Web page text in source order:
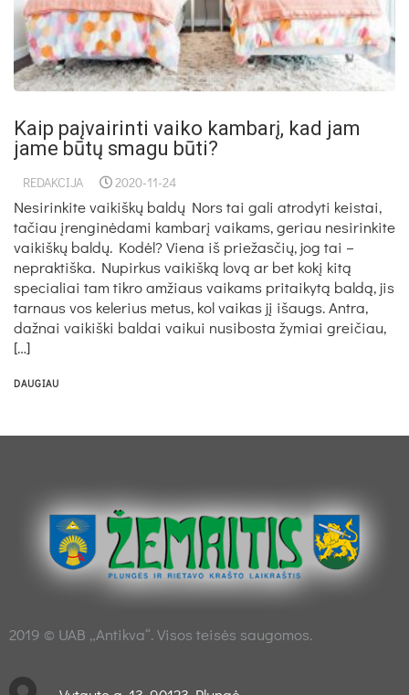
Kaip paįvairinti vaiko kambarį, kad jam
jame būtų smagu būti?
REDAKCIJA 2020-11-24
Nesirinkite vaikiškų baldų Nors tai gali atrodyti keistai,
tačiau įrenginėdami kambarį vaikams, geriau nesirinkite
vaikiškų baldų. Kodėl? Viena iš priežasčių, jog tai –
nepraktiška. Nupirkus vaikišką lovą ar bet kokį kitą
specialiai tam tikro amžiaus vaikams pritaikytą baldą, jis
tarnaus vos kelerius metus, kol vaikas jį išaugs. Antra,
dažnai vaikiški baldai vaikui nusibosta žymiai greičiau,
[…]
DAUGIAU
2019 © UAB „Antikva“. Visos teisės saugomos.